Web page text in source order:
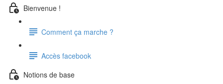
Bienvenue !
Comment ça marche ?
Accès facebook
Notions de base